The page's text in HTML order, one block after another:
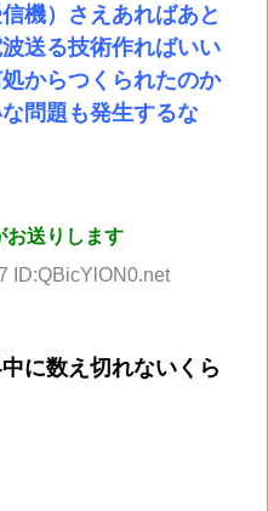
機）さえあればあと
送る技術作ればいい
からつくられたのか
問題も発生するな
お送りします
ID:QBicYlON0.net
に数え切れないくら